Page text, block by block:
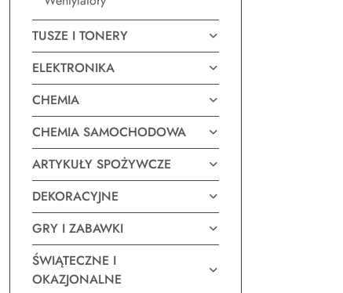
TUSZE I TONERY
ELEKTRONIKA
CHEMIA
CHEMIA SAMOCHODOWA
ARTYKUŁY SPOŻYWCZE
DEKORACYJNE
GRY I ZABAWKI
ŚWIĄTECZNE I
OKAZJONALNE